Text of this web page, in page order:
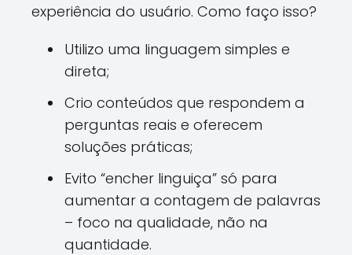
experiência do usuário. Como faço isso?
Utilizo uma linguagem simples e
direta;
Crio conteúdos que respondem a
perguntas reais e oferecem
soluções práticas;
Evito “encher linguiça” só para
aumentar a contagem de palavras
– foco na qualidade, não na
quantidade.